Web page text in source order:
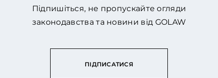
Підпишіться, не пропускайте огляди
законодавства та новини від GOLAW
ПІДПИСАТИСЯ